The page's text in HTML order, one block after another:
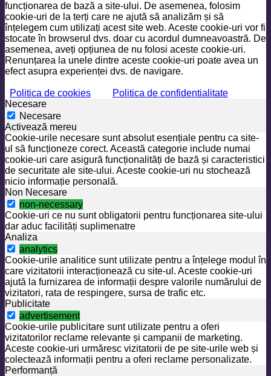
funcționarea de bază a site-ului. De asemenea, folosim
cookie-uri de la terți care ne ajută să analizăm și să
înțelegem cum utilizați acest site web. Aceste cookie-uri vor fi
stocate în browserul dvs. doar cu acordul dumneavoastră. De
asemenea, aveți opțiunea de nu folosi aceste cookie-uri.
Renunțarea la unele dintre aceste cookie-uri poate avea un
efect asupra experienței dvs. de navigare.
Politica de cookies
Politica de confidentialitate
Necesare
Necesare
Activează mereu
Cookie-urile necesare sunt absolut esențiale pentru ca site-
ul să funcționeze corect. Această categorie include numai
cookie-uri care asigură funcționalități de bază și caracteristici
de securitate ale site-ului. Aceste cookie-uri nu stochează
nicio informație personală.
Non Necesare
non-necessary
Cookie-uri ce nu sunt obligatorii pentru funcționarea site-ului
dar aduc facilități suplimenatre
Analiza
analytics
Cookie-urile analitice sunt utilizate pentru a înțelege modul în
care vizitatorii interacționează cu site-ul. Aceste cookie-uri
ajută la furnizarea de informații despre valorile numărului de
vizitatori, rata de respingere, sursa de trafic etc.
Publicitate
advertisement
Cookie-urile publicitare sunt utilizate pentru a oferi
vizitatorilor reclame relevante și campanii de marketing.
Aceste cookie-uri urmăresc vizitatorii de pe site-urile web și
colectează informații pentru a oferi reclame personalizate.
Performanță